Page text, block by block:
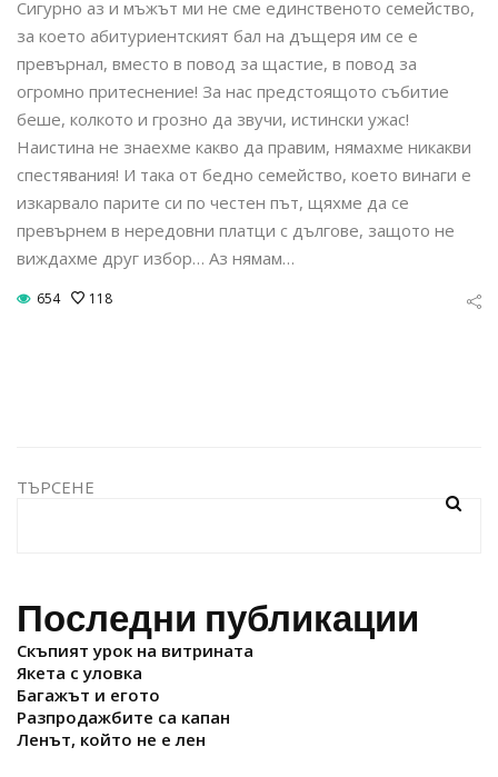
Сигурно аз и мъжът ми не сме единственото семейство,
за което абитуриентският бал на дъщеря им се е
превърнал, вместо в повод за щастие, в повод за
огромно притеснение! За нас предстоящото събитие
беше, колкото и грозно да звучи, истински ужас!
Наистина не знаехме какво да правим, нямахме никакви
спестявания! И така от бедно семейство, което винаги е
изкарвало парите си по честен път, щяхме да се
превърнем в нередовни платци с дългове, защото не
виждахме друг избор… Аз нямам…
654 118
ТЪРСЕНЕ
Последни публикации
Скъпият урок на витрината
Якета с уловка
Багажът и егото
Разпродажбите са капан
Ленът, който не е лен